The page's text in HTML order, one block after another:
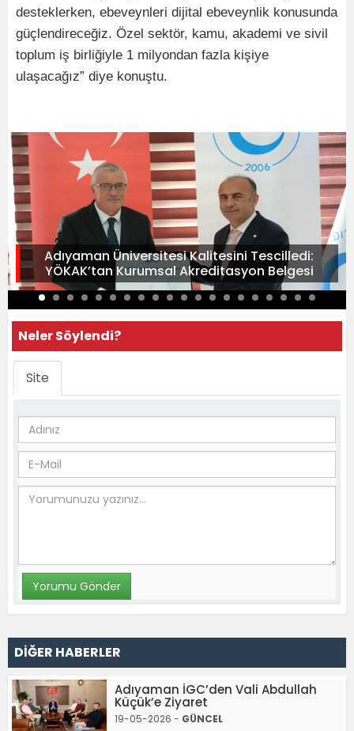
desteklerken, ebeveynleri dijital ebeveynlik konusunda
güçlendireceğiz. Özel sektör, kamu, akademi ve sivil
toplum iş birliğiyle 1 milyondan fazla kişiye
ulaşacağız” diye konuştu.
Adıyaman Üniversitesi Kalitesini Tescilledi:
YÖKAK’tan Kurumsal Akreditasyon Belgesi
Neler Söylendi?
Site
DİĞER HABERLER
Adıyaman İGC’den Vali Abdullah
Küçük’e Ziyaret
19-05-2026 - GÜNCEL